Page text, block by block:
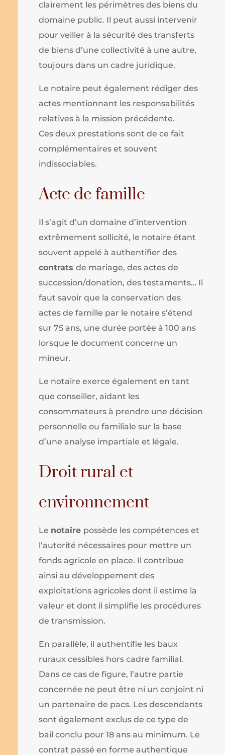
clairement les périmètres des biens du
domaine public. Il peut aussi intervenir
pour veiller à la sécurité des transferts
de biens d’une collectivité à une autre,
toujours dans un cadre juridique.
Le notaire peut également rédiger des
actes mentionnant les responsabilités
relatives à la mission précédente.
Ces deux prestations sont de ce fait
complémentaires et souvent
indissociables.
Acte de famille
Il s’agit d’un domaine d’intervention
extrêmement sollicité, le notaire étant
souvent appelé à authentifier des
contratsde mariage, des actes de
succession/donation, des testaments… Il
faut savoir que la conservation des
actes de famille par le notaire s’étend
sur 75 ans, une durée portée à 100 ans
lorsque le document concerne un
mineur.
Le notaire exerce également en tant
que conseiller, aidant les
consommateurs à prendre une décision
personnelle ou familiale sur la base
d’une analyse impartiale et légale.
Droit rural et
environnement
Le notaire possède les compétences et
l’autorité nécessaires pour mettre un
fonds agricole en place. Il contribue
ainsi au développement des
exploitations agricoles dont il estime la
valeur et dont il simplifie les procédures
de transmission.
En parallèle, il authentifie les baux
ruraux cessibles hors cadre familial.
Dans ce cas de figure, l’autre partie
concernée ne peut être ni un conjoint ni
un partenaire de pacs. Les descendants
sont également exclus de ce type de
bail conclu pour 18 ans au minimum. Le
contrat passé en forme authentique